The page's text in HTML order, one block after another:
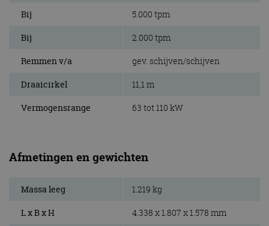
Bij 5.000 tpm
Bij 2.000 tpm
Remmen v/a gev. schijven/schijven
Draaicirkel 11,1 m
Vermogensrange 63 tot 110 kW
Afmetingen en gewichten
Massa leeg 1.219 kg
L x B x H 4.338 x 1.807 x 1.578 mm